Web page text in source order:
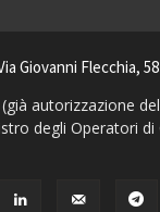
Giovanni Flecchia,
autorizzazione
degli Operatori